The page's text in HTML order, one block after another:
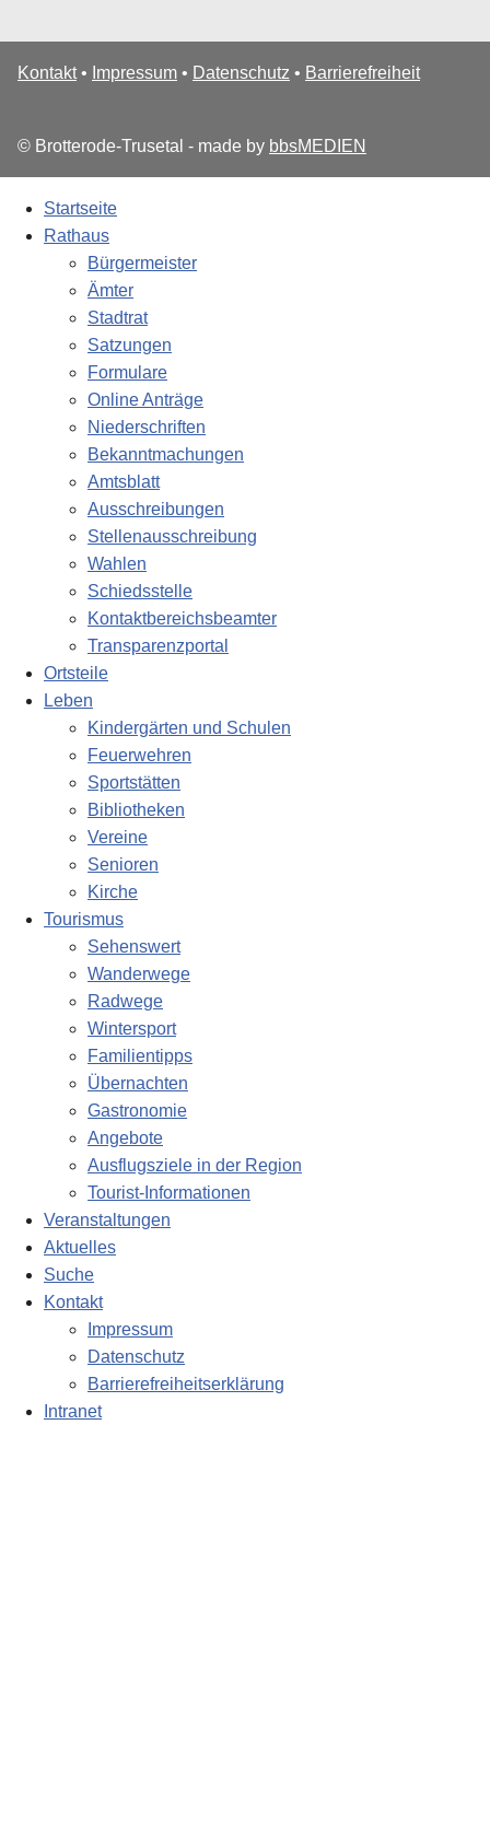
Kontakt• Impressum • Datenschutz • Barrierefreiheit
© Brotterode-Trusetal - made by bbsMEDIEN
Startseite
Rathaus
Bürgermeister
Ämter
Stadtrat
Satzungen
Formulare
Online Anträge
Niederschriften
Bekanntmachungen
Amtsblatt
Ausschreibungen
Stellenausschreibung
Wahlen
Schiedsstelle
Kontaktbereichsbeamter
Transparenzportal
Ortsteile
Leben
Kindergärten und Schulen
Feuerwehren
Sportstätten
Bibliotheken
Vereine
Senioren
Kirche
Tourismus
Sehenswert
Wanderwege
Radwege
Wintersport
Familientipps
Übernachten
Gastronomie
Angebote
Ausflugsziele in der Region
Tourist-Informationen
Veranstaltungen
Aktuelles
Suche
Kontakt
Impressum
Datenschutz
Barrierefreiheitserklärung
Intranet